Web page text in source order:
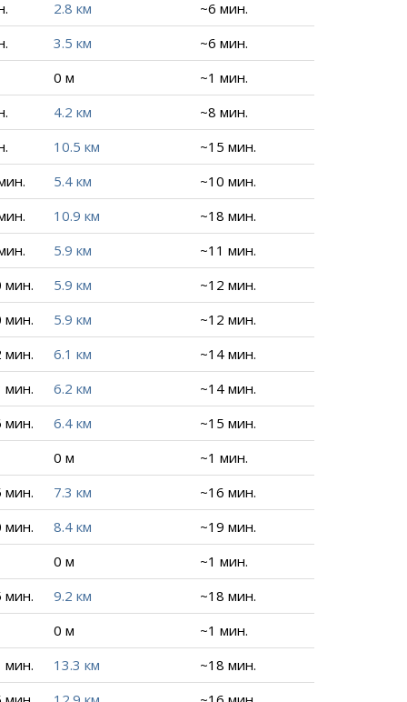
2.8 км
~6 мин.
3.5 км
~6 мин.
0 м
~1 мин.
4.2 км
~8 мин.
10.5 км
~15 мин.
5.4 км
~10 мин.
10.9 км
~18 мин.
5.9 км
~11 мин.
мин.
5.9 км
~12 мин.
мин.
5.9 км
~12 мин.
мин.
6.1 км
~14 мин.
мин.
6.2 км
~14 мин.
мин.
6.4 км
~15 мин.
0 м
~1 мин.
мин.
7.3 км
~16 мин.
мин.
8.4 км
~19 мин.
0 м
~1 мин.
мин.
9.2 км
~18 мин.
0 м
~1 мин.
мин.
13.3 км
~18 мин.